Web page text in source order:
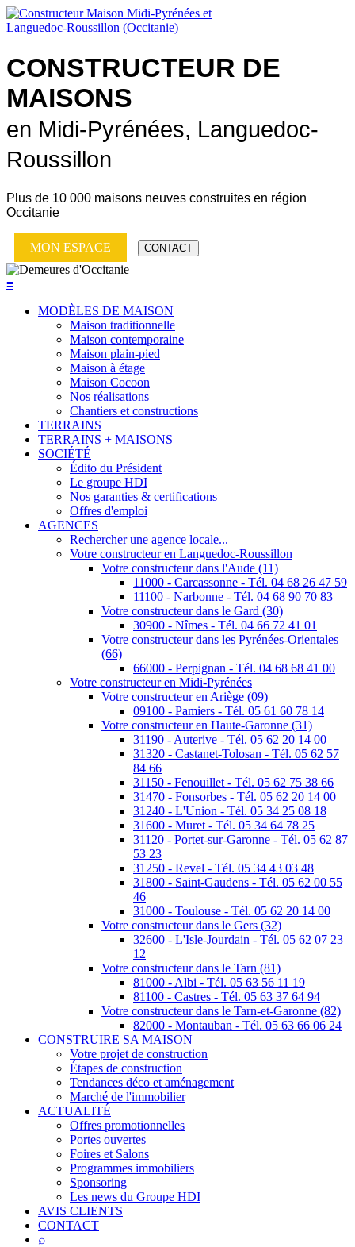
CONSTRUCTEUR DE
MAISONS
en Midi-Pyrénées, Languedoc-
Roussillon
Plus de 10 000 maisons neuves construites en région
Occitanie
MON ESPACE CONTACT
≡
MODÈLES DE MAISON
Maison traditionnelle
Maison contemporaine
Maison plain-pied
Maison à étage
Maison Cocoon
Nos réalisations
Chantiers et constructions
TERRAINS
TERRAINS + MAISONS
SOCIÉTÉ
Édito du Président
Le groupe HDI
Nos garanties & certifications
Offres d'emploi
AGENCES
Rechercher une agence locale...
Votre constructeur en Languedoc-Roussillon
Votre constructeur dans l'Aude (11)
11000 - Carcassonne - Tél. 04 68 26 47 59
11100 - Narbonne - Tél. 04 68 90 70 83
Votre constructeur dans le Gard (30)
30900 - Nîmes - Tél. 04 66 72 41 01
Votre constructeur dans les Pyrénées-Orientales
(66)
66000 - Perpignan - Tél. 04 68 68 41 00
Votre constructeur en Midi-Pyrénées
Votre constructeur en Ariège (09)
09100 - Pamiers - Tél. 05 61 60 78 14
Votre constructeur en Haute-Garonne (31)
31190 - Auterive - Tél. 05 62 20 14 00
31320 - Castanet-Tolosan - Tél. 05 62 57
84 66
31150 - Fenouillet - Tél. 05 62 75 38 66
31470 - Fonsorbes - Tél. 05 62 20 14 00
31240 - L'Union - Tél. 05 34 25 08 18
31600 - Muret - Tél. 05 34 64 78 25
31120 - Portet-sur-Garonne - Tél. 05 62 87
53 23
31250 - Revel - Tél. 05 34 43 03 48
31800 - Saint-Gaudens - Tél. 05 62 00 55
46
31000 - Toulouse - Tél. 05 62 20 14 00
Votre constructeur dans le Gers (32)
32600 - L'Isle-Jourdain - Tél. 05 62 07 23
12
Votre constructeur dans le Tarn (81)
81000 - Albi - Tél. 05 63 56 11 19
81100 - Castres - Tél. 05 63 37 64 94
Votre constructeur dans le Tarn-et-Garonne (82)
82000 - Montauban - Tél. 05 63 66 06 24
CONSTRUIRE SA MAISON
Votre projet de construction
Étapes de construction
Tendances déco et aménagement
Marché de l'immobilier
ACTUALITÉ
Offres promotionnelles
Portes ouvertes
Foires et Salons
Programmes immobiliers
Sponsoring
Les news du Groupe HDI
AVIS CLIENTS
CONTACT
⌕